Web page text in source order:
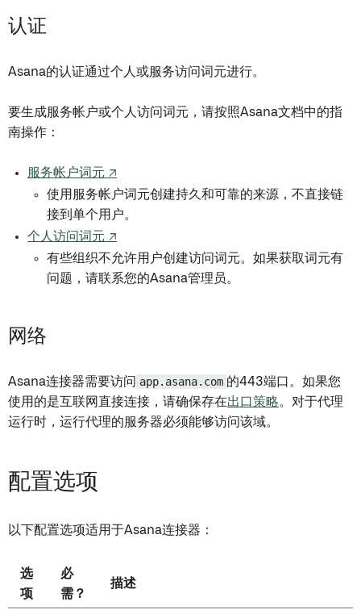
认证
Asana的认证通过个人或服务访问词元进行。
要生成服务帐户或个人访问词元，请按照Asana文档中的指
南操作：
服务帐户词元 ↗
使用服务帐户词元创建持久和可靠的来源，不直接链
接到单个用户。
个人访问词元 ↗
有些组织不允许用户创建访问词元。如果获取词元有
问题，请联系您的Asana管理员。
网络
Asana连接器需要访问 app.asana.com 的443端口。如果您
使用的是互联网直接连接，请确保存在出口策略。对于代理
运行时，运行代理的服务器必须能够访问该域。
配置选项
以下配置选项适用于Asana连接器：
选
项
必
需？
描述